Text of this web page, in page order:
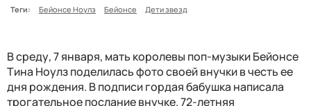
Теги:
Бейонсе Ноулз Бейонсе Дети звезд
В среду, 7 января, мать королевы поп-музыки Бейонсе
Тина Ноулз поделилась фото своей внучки в честь ее
дня рождения. В подписи гордая бабушка написала
трогательное послание внучке. 72-летняя